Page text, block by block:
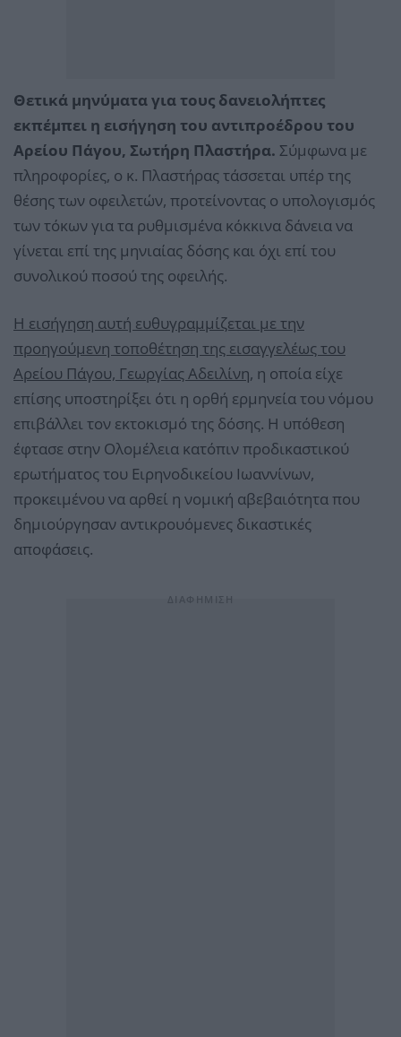
Θετικά μηνύματα για τους δανειολήπτες
εκπέμπει η εισήγηση του αντιπροέδρου του
Αρείου Πάγου, Σωτήρη Πλαστήρα. Σύμφωνα με
πληροφορίες, ο κ. Πλαστήρας τάσσεται υπέρ της
θέσης των οφειλετών, προτείνοντας ο υπολογισμός
των τόκων για τα ρυθμισμένα κόκκινα δάνεια να
γίνεται επί της μηνιαίας δόσης και όχι επί του
συνολικού ποσού της οφειλής.
Η εισήγηση αυτή ευθυγραμμίζεται με την
προηγούμενη τοποθέτηση της εισαγγελέως του
Αρείου Πάγου, Γεωργίας Αδειλίνη, η οποία είχε
επίσης υποστηρίξει ότι η ορθή ερμηνεία του νόμου
επιβάλλει τον εκτοκισμό της δόσης. Η υπόθεση
έφτασε στην Ολομέλεια κατόπιν προδικαστικού
ερωτήματος του Ειρηνοδικείου Ιωαννίνων,
προκειμένου να αρθεί η νομική αβεβαιότητα που
δημιούργησαν αντικρουόμενες δικαστικές
αποφάσεις.